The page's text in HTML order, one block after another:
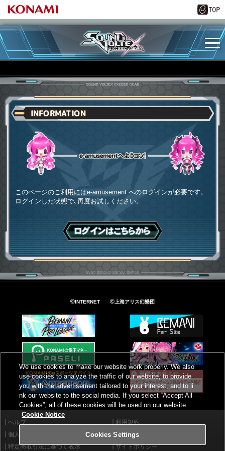
INFORMATION
このページのご利用にはe-amusement へのログインが必要です。
ログインした状態で､再度お試しください。
ログインはこちら
©INTERNET ©上海アリス幻樂団
ヘルプ
利用規約
個人情報等保護方針
外部送信について
特定商取引法に基づく表示
サイトポリシー
We use cookies to make our website work properly. We also
use cookies to analyze the traffic of our website, to provide
you with the advertisement tailored to your interest, and to li
nk our website to the social media. If you select “Accept All
Cookies”, all of these cookies will be used on our website.
Cookie Notice
Cookies Settings